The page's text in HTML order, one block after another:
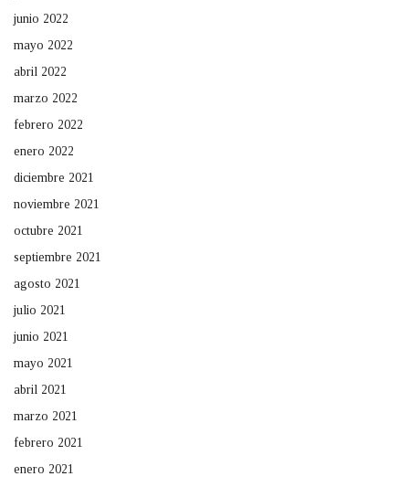
junio 2022
mayo 2022
abril 2022
marzo 2022
febrero 2022
enero 2022
diciembre 2021
noviembre 2021
octubre 2021
septiembre 2021
agosto 2021
julio 2021
junio 2021
mayo 2021
abril 2021
marzo 2021
febrero 2021
enero 2021